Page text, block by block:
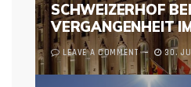
SCHWEIZERHOF
VERGANGENHEIT
LEAVE A COMMENT 30.